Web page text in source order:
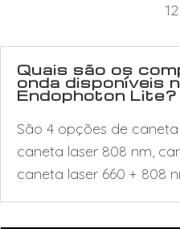
Quais são os
onda disponíveis
Endophoton Lite?
São 4 opções de
caneta laser 808 nm,
caneta laser 660 + 808